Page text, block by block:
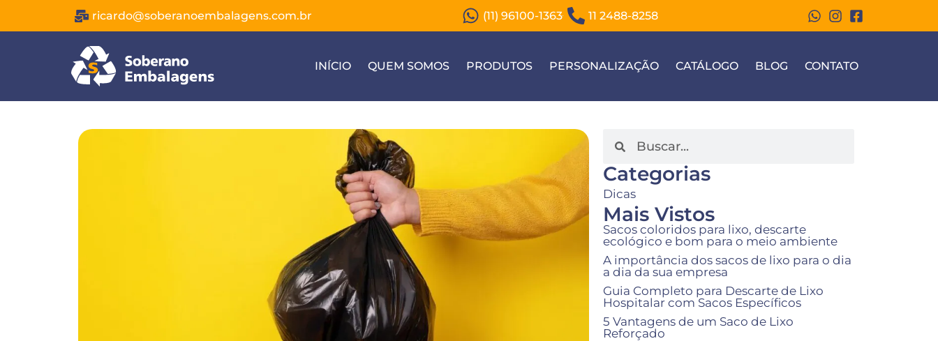
ricardo@soberanoembalagens.com.br (11) 96100-1363 11 2488-8258
INÍCIO QUEM SOMOS PRODUTOS PERSONALIZAÇÃO CATÁLOGO BLOG CONTATO
Categorias
Dicas
Mais Vistos
Sacos coloridos para lixo, descarte
ecológico e bom para o meio ambiente
A importância dos sacos de lixo para o dia
a dia da sua empresa
Guia Completo para Descarte de Lixo
Hospitalar com Sacos Específicos
5 Vantagens de um Saco de Lixo
Reforçado